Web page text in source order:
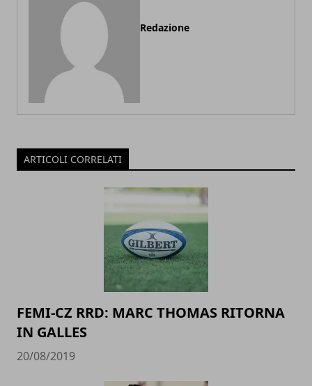
Redazione
ARTICOLI CORRELATI
FEMI-CZ RRD: MARC THOMAS RITORNA
IN GALLES
20/08/2019